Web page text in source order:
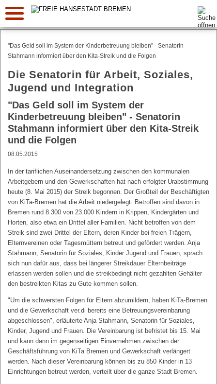
Suche:
"Das Geld soll im System der Kinderbetreuung bleiben" - Senatorin
Stahmann informiert über den Kita-Streik und die Folgen
Die Senatorin für Arbeit, Soziales,
Jugend und Integration
"Das Geld soll im System der
Kinderbetreuung bleiben" - Senatorin
Stahmann informiert über den Kita-Streik
und die Folgen
08.05.2015
In der tariflichen Auseinandersetzung zwischen den kommunalen
Arbeitgebern und den Gewerkschaften hat nach erfolgter Urabstimmung
heute (8. Mai 2015) der Streik begonnen. Der Großteil der Beschäftigten
von KiTa-Bremen hat die Arbeit niedergelegt. Betroffen sind davon in
Bremen rund 8.300 von 23.000 Kindern in Krippen, Kindergärten und
Horten, also etwa ein Drittel aller Familien. Nicht betroffen von dem
Streik sind zwei Drittel der Eltern, deren Kinder bei freien Trägern,
Elternvereinen oder Tagesmüttern betreut und gefördert werden. Anja
Stahmann, Senatorin für Soziales, Kinder Jugend und Frauen, sprach
sich nun dafür aus, dass bei längerer Streikdauer Elternbeiträge
erlassen werden sollen und die streikbedingt nicht gezahlten Gehälter
den bestreikten Kitas zu Gute kommen sollen.
"Um die schwersten Folgen für Eltern abzumildern, haben KiTa-Bremen
und die Gewerkschaft ver.di bereits eine Betreuungsvereinbarung
abgeschlossen", erläuterte Anja Stahmann, Senatorin für Soziales,
Kinder, Jugend und Frauen. Die Vereinbarung ist befristet bis 15. Mai
und kann dann im gegenseitigen Einvernehmen zwischen der
Geschäftsführung von KiTa Bremen und Gewerkschaft verlängert
werden. Nach dieser Vereinbarung können bis zu 850 Kinder in 13
Einrichtungen betreut werden, verteilt über die ganze Stadt Bremen.